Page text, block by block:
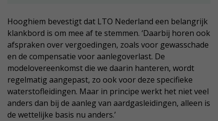
Hooghiem bevestigt dat LTO Nederland een belangrijk
klankbord is om mee af te stemmen. ‘Daarbij horen ook
afspraken over vergoedingen, zoals voor gewasschade
en de compensatie voor aanlegoverlast. De
modelovereenkomst die we daarin hanteren, wordt
regelmatig aangepast, zo ook voor deze specifieke
waterstofleidingen. Maar in principe werkt het niet veel
anders dan bij de aanleg van aardgasleidingen, alleen is
de wettelijke basis nu anders.’